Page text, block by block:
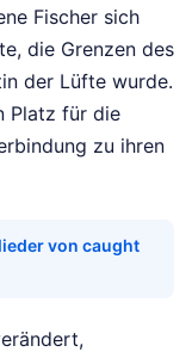
Fischer sich
die Grenzen des
der Lüfte wurde.
Platz für die
zu ihren
von caught